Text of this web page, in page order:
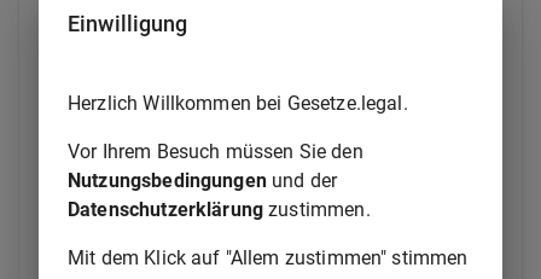
l)
m)
die Beurlaubung
sowie alle Veränderungen zu den
Buchstaben a, c, d, e, f, h, i, j und m unter
Angabe des Datums;
2.
Wirtschaftsprüfungsgesellschaften, und
zwar
Einwilligung
Herzlich Willkommen bei Gesetze.legal.
Vor Ihrem Besuch müssen Sie den
Nutzungsbedingungenund der
Datenschutzerklärung zustimmen.
Mit dem Klick auf "Allem zustimmen" stimmen